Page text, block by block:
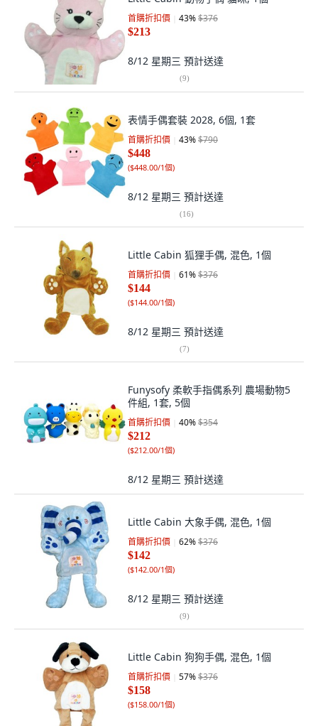
首購折扣價 43%$376
$213
8/12 星期三 預計送達
(9)
表情手偶套裝 2028, 6個, 1套
首購折扣價 43%$790
$448
($448.00/1個)
8/12 星期三 預計送達
(16)
Little Cabin 狐狸手偶, 混色, 1個
首購折扣價 61%$376
$144
($144.00/1個)
8/12 星期三 預計送達
(7)
Funysofy 柔軟手指偶系列 農場動物5
件組, 1套, 5個
首購折扣價 40%$354
$212
($212.00/1個)
8/12 星期三 預計送達
Little Cabin 大象手偶, 混色, 1個
首購折扣價 62%$376
$142
($142.00/1個)
8/12 星期三 預計送達
(9)
Little Cabin 狗狗手偶, 混色, 1個
首購折扣價 57%$376
$158
($158.00/1個)